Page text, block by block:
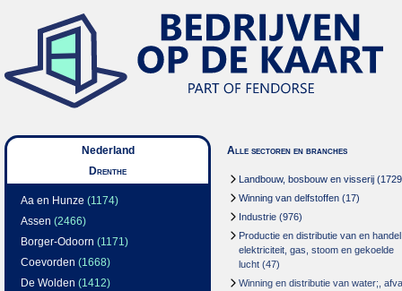
Nederland
Drenthe
Aa en Hunze (1174)
Assen (2466)
Borger-Odoorn (1171)
Coevorden (1668)
De Wolden (1412)
Alle sectoren en branches
Landbouw, bosbouw en visserij
Winning van delfstoffen (17)
Industrie (976)
Productie en distributie van en
elektriciteit, gas, stoom en gekoelde
lucht (47)
Winning en distributie van water;,